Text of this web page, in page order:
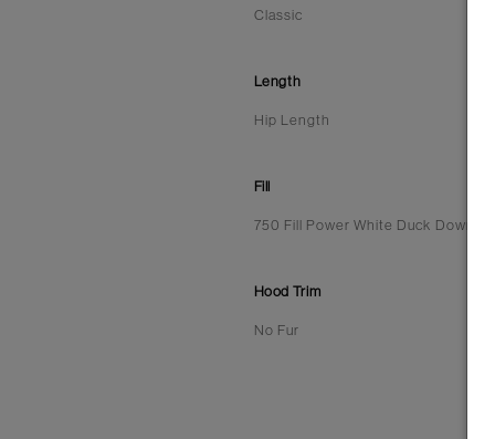
Classic
Length
Hip Length
Fill
750 Fill Power White Duck Down
Hood Trim
No Fur